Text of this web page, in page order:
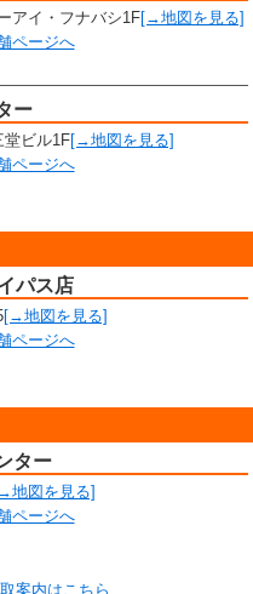
アイ・フナバシ1F[→地図を見る]
ページへ
ー
堂ビル1F[→地図を見る]
ページへ
パス店
[→地図を見る]
ページへ
ター
地図を見る]
ページへ
案内はこちら